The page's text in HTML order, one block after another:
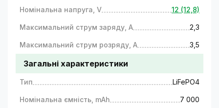
Номінальна напруга, V 12 (12,8)
Максимальний струм заряду, A 2,3
Максимальний струм розряду, A 3,5
Загальні характеристики
Тип LiFePO4
Номінальна ємність, mAh 7 000